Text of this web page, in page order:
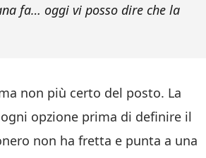
fa… oggi vi posso dire che la
non più certo del posto. La
opzione prima di definire il
non ha fretta e punta a una